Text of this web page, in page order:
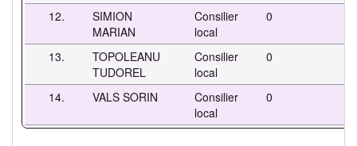
12.
SIMION
MARIAN
Consilier
local
0
13.
TOPOLEANU
TUDOREL
Consilier
local
0
14. VALS SORIN
Consilier
local
0